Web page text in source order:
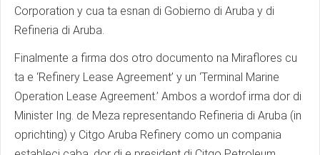
Corporation y cua ta esnan di Gobierno di Aruba y di
Refineria di Aruba.
Finalmente a firma dos otro documento na Miraflores cu
ta e ‘Refinery Lease Agreement’ y un ‘Terminal Marine
Operation Lease Agreement.’ Ambos a wordof irma dor di
Minister Ing. de Meza representando Refineria di Aruba (in
oprichting) y Citgo Aruba Refinery como un compania